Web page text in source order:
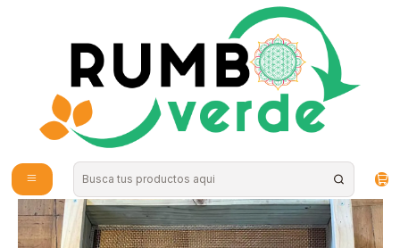
Envío gratis por compras sobre los 59.990 en la provincia de Santiago
Harnero para Compostera